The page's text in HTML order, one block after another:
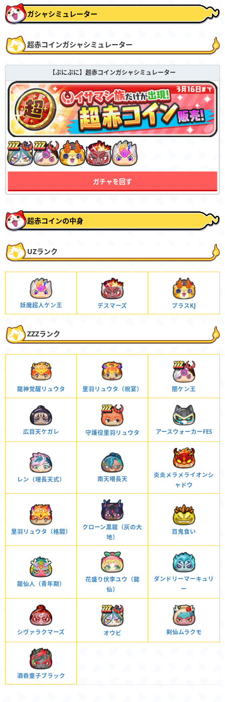
ガシャシミュレーター
超赤コインガシャシミュレーター
【ぷにぷに】超赤コインガシャシミュレーター
ガチャを回す
超赤コインの中身
UZランク
妖魔超人ケン王 デスマーズ プラスKJ
ZZZランク
龍神覚醒リュウタ 里羽リュウタ（祝宴） 闇ケン王
広目天ケガレ 守護役里羽リュウタ アースウォーカーFES
レン（増長天式） 南天増長天
炎炎メラメライオンシ
ャドウ
里羽リュウタ（格闘）
クローン黒龍（灰の大
地）
百鬼食い
龍仙人（青年期）
花盛り伏李ユウ（龍
仙）
ダンドリーマーキュリ
ー
シヴァラクマーズ オウビ 剣仙ムラクモ
酒呑童子ブラック